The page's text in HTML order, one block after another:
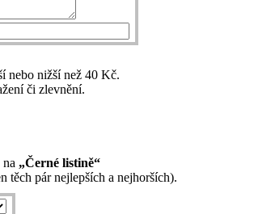
nebo nižší než 40 Kč.
či zlevnění.
„Černé listině“
těch pár nejlepších a nejhorších).